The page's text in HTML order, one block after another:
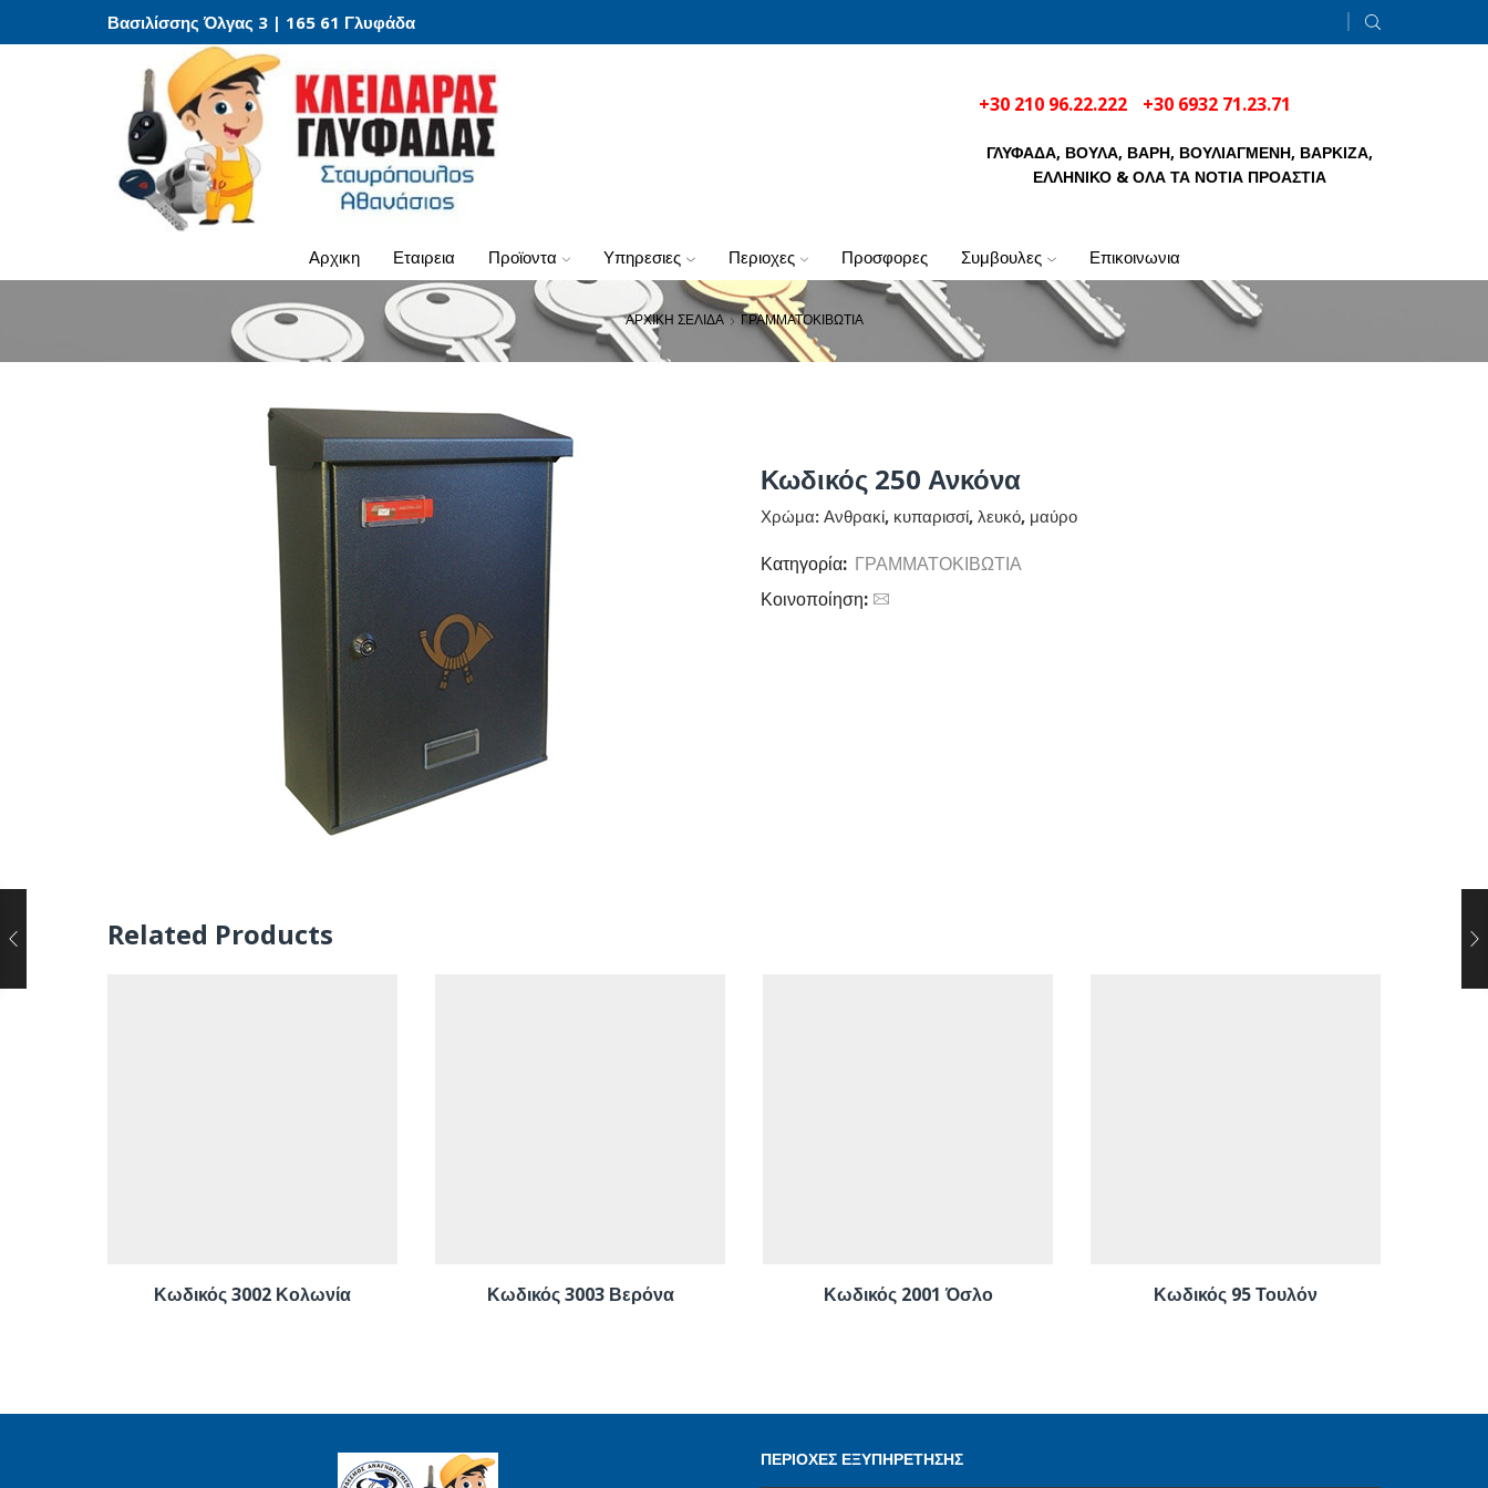
Βασιλίσσης Όλγας 3 | 165 61 Γλυφάδα
+30 210 96.22.222 +30 6932 71.23.71
ΓΛΥΦΑΔΑ, ΒΟΥΛΑ, ΒΑΡΗ, ΒΟΥΛΙΑΓΜΕΝΗ, ΒΑΡΚΙΖΑ,
ΕΛΛΗΝΙΚΟ & ΟΛΑ ΤΑ ΝΟΤΙΑ ΠΡΟΑΣΤΙΑ
αρχικη εταιρεια προϊοντα υπηρεσιες περιοχες προσφορες συμβουλες επικοινωνια
ΑΡΧΙΚΗ ΣΕΛΙΔΑ ΓΡΑΜΜΑΤΟΚΙΒΩΤΙΑ
Κωδικός 250 Ανκόνα
Χρώμα: Ανθρακί, κυπαρισσί, λευκό, μαύρο
Κατηγορία: ΓΡΑΜΜΑΤΟΚΙΒΩΤΙΑ
Κοινοποίηση:
Related Products
Κωδικός 3002 Κολωνία Κωδικός 3003 Βερόνα Κωδικός 2001 Όσλο Κωδικός 95 Τουλόν
ΠΕΡΙΟΧΕΣ ΕΞΥΠΗΡΕΤΗΣΗΣ